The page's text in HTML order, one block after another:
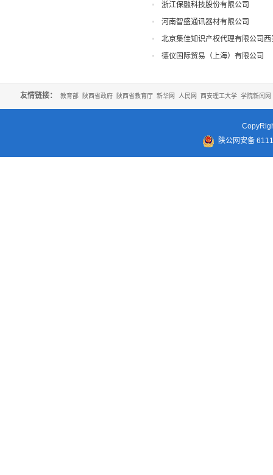
浙江保融科技股份有限公司
河南智盛通讯器材有限公司
北京集佳知识产权代理有限公司西
德仪国际贸易（上海）有限公司
友情链接： 教育部 陕西省政府 陕西省教育厅 新华网 人民网 西安理工大学 学院新闻网
陕公网安备